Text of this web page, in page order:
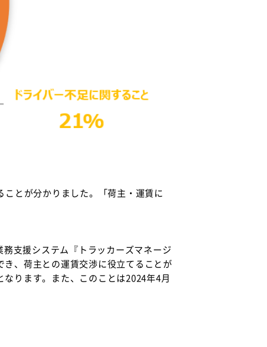
ことが分かりました。「荷主・運賃に
支援システム『トラッカーズマネージ
、荷主との運賃交渉に役立てることが
ります。また、このことは2024年4月